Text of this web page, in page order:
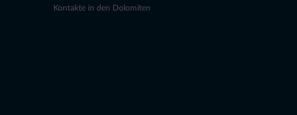
Kontakte in den Dolomiten